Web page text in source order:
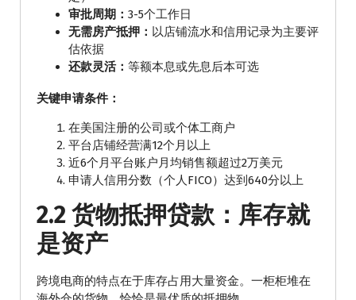
审批周期： 3-5个工作日
无需房产抵押： 以店铺流水和信用记录为主要评
估依据
还款灵活： 等额本息或先息后本可选
关键申请条件：
在美国注册的公司或个体工商户
平台店铺经营满12个月以上
近6个月平台账户月均销售额超过2万美元
申请人信用分数（个人FICO）达到640分以上
2.2 货物抵押贷款：库存就
是资产
跨境电商的特点在于库存占用大量资金。一柜柜堆在